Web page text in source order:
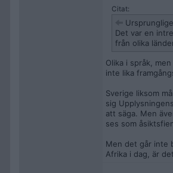
Citat:
Det var en
från olika
Olika i språk,
inte lika
Sverige liksom
sig
att säga. Men
ses som
Men det går inte
Afrika i dag, är